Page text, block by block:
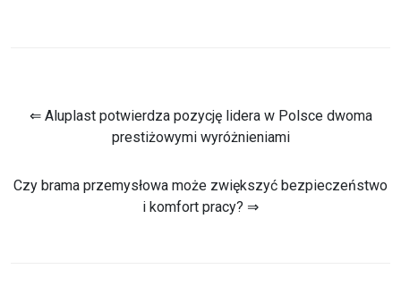
⇐ Aluplast potwierdza pozycję lidera w Polsce dwoma
prestiżowymi wyróżnieniami
Czy brama przemysłowa może zwiększyć bezpieczeństwo
i komfort pracy? ⇒